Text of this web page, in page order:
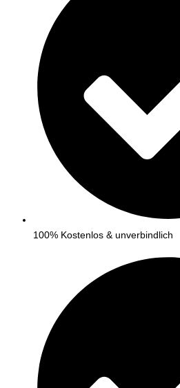
100% Kostenlos & unverbindlich